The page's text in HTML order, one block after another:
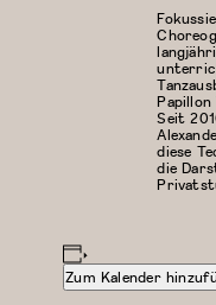
Zum Kalender
Seit
diese
die